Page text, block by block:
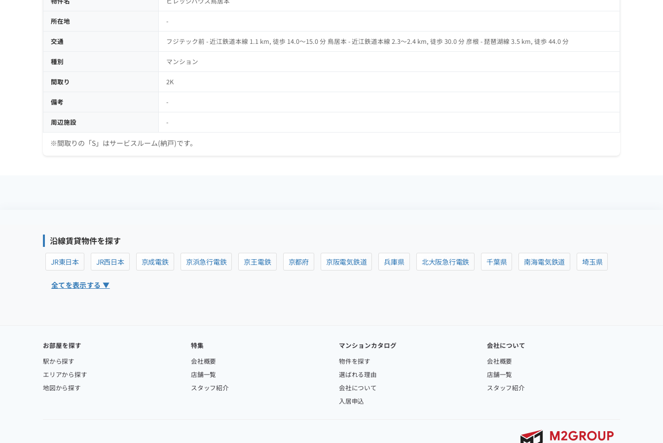
所在地 -
交通 フジテック前 - 近江鉄道本線 1.1 km, 徒歩 14.0～15.0 分 鳥居本 - 近江鉄道本線 2.3～2.4 km, 徒歩 30.0 分 彦根 - 琵琶湖線 3.5 km, 徒歩 44.0 分
種別 マンション
間取り 2K
備考 -
周辺施設 -
※間取りの「S」はサービスルーム(納戸)です。
沿線賃貸物件を探す
JR東日本 JR西日本 京成電鉄 京浜急行電鉄 京王電鉄 京都府 京阪電気鉄道 兵庫県 北大阪急行電鉄 千葉県 南海電気鉄道 埼玉県
全てを表示する ▼
お部屋を探す
駅から探す
エリアから探す
地図から探す
特集
会社概要
店舗一覧
スタッフ紹介
マンションカタログ
物件を探す
選ばれる理由
会社について
入居申込
会社について
会社概要
店舗一覧
スタッフ紹介